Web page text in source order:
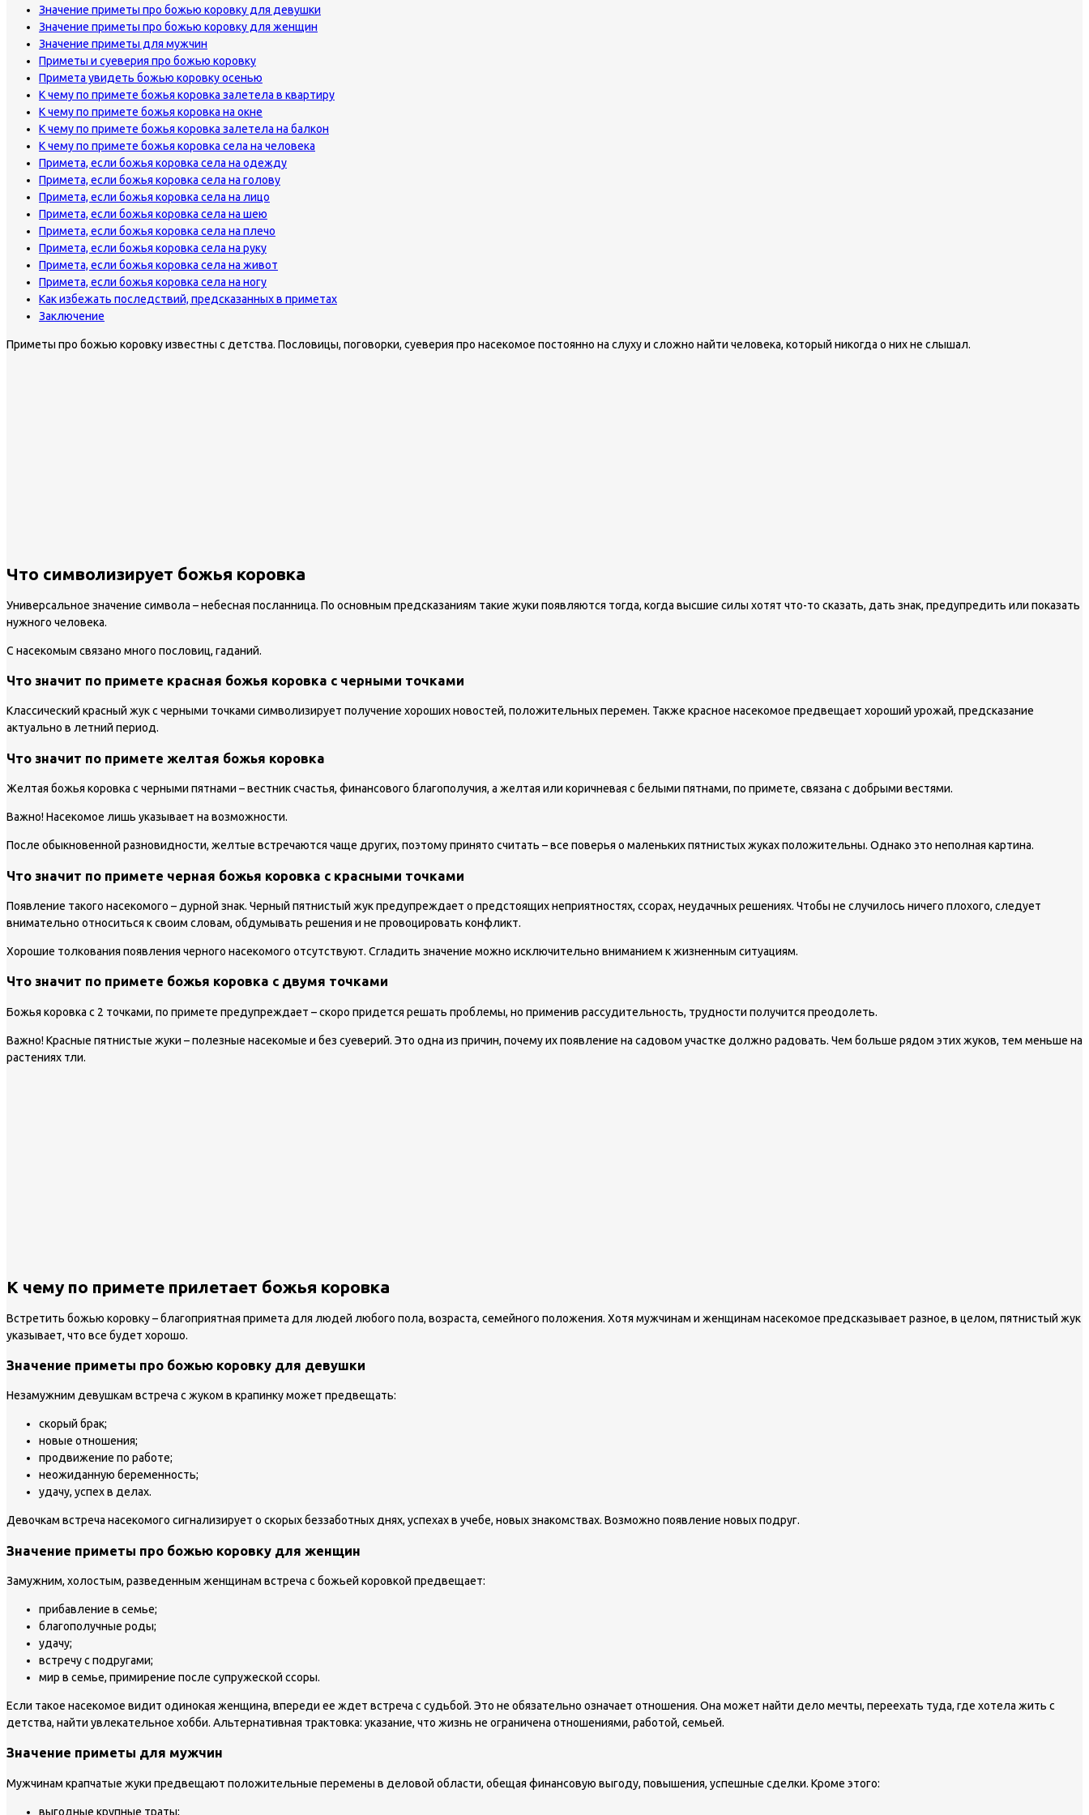
Значение приметы про божью коровку для девушки
Значение приметы про божью коровку для женщин
Значение приметы для мужчин
Приметы и суеверия про божью коровку
Примета увидеть божью коровку осенью
К чему по примете божья коровка залетела в квартиру
К чему по примете божья коровка на окне
К чему по примете божья коровка залетела на балкон
К чему по примете божья коровка села на человека
Примета, если божья коровка села на одежду
Примета, если божья коровка села на голову
Примета, если божья коровка села на лицо
Примета, если божья коровка села на шею
Примета, если божья коровка села на плечо
Примета, если божья коровка села на руку
Примета, если божья коровка села на живот
Примета, если божья коровка села на ногу
Как избежать последствий, предсказанных в приметах
Заключение
Приметы про божью коровку известны с детства. Пословицы, поговорки, суеверия про насекомое постоянно на слуху и сложно найти человека, который никогда о них не слышал.
Что символизирует божья коровка
Универсальное значение символа – небесная посланница. По основным предсказаниям такие жуки появляются тогда, когда высшие силы хотят что-то сказать, дать знак, предупредить или показать
нужного человека.
С насекомым связано много пословиц, гаданий.
Что значит по примете красная божья коровка с черными точками
Классический красный жук с черными точками символизирует получение хороших новостей, положительных перемен. Также красное насекомое предвещает хороший урожай, предсказание
актуально в летний период.
Что значит по примете желтая божья коровка
Желтая божья коровка с черными пятнами – вестник счастья, финансового благополучия, а желтая или коричневая с белыми пятнами, по примете, связана с добрыми вестями.
Важно!Насекомое лишь указывает на возможности.
После обыкновенной разновидности, желтые встречаются чаще других, поэтому принято считать – все поверья о маленьких пятнистых жуках положительны. Однако это неполная картина.
Что значит по примете черная божья коровка с красными точками
Появление такого насекомого – дурной знак. Черный пятнистый жук предупреждает о предстоящих неприятностях, ссорах, неудачных решениях. Чтобы не случилось ничего плохого, следует
внимательно относиться к своим словам, обдумывать решения и не провоцировать конфликт.
Хорошие толкования появления черного насекомого отсутствуют. Сгладить значение можно исключительно вниманием к жизненным ситуациям.
Что значит по примете божья коровка с двумя точками
Божья коровка с 2 точками, по примете предупреждает – скоро придется решать проблемы, но применив рассудительность, трудности получится преодолеть.
Важно!Красные пятнистые жуки – полезные насекомые и без суеверий. Это одна из причин, почему их появление на садовом участке должно радовать. Чем больше рядом этих жуков, тем меньше на
растениях тли.
К чему по примете прилетает божья коровка
Встретить божью коровку – благоприятная примета для людей любого пола, возраста, семейного положения. Хотя мужчинам и женщинам насекомое предсказывает разное, в целом, пятнистый жук
указывает, что все будет хорошо.
Значение приметы про божью коровку для девушки
Незамужним девушкам встреча с жуком в крапинку может предвещать:
скорый брак;
новые отношения;
продвижение по работе;
неожиданную беременность;
удачу, успех в делах.
Девочкам встреча насекомого сигнализирует о скорых беззаботных днях, успехах в учебе, новых знакомствах. Возможно появление новых подруг.
Значение приметы про божью коровку для женщин
Замужним, холостым, разведенным женщинам встреча с божьей коровкой предвещает:
прибавление в семье;
благополучные роды;
удачу;
встречу с подругами;
мир в семье, примирение после супружеской ссоры.
Если такое насекомое видит одинокая женщина, впереди ее ждет встреча с судьбой. Это не обязательно означает отношения. Она может найти дело мечты, переехать туда, где хотела жить с
детства, найти увлекательное хобби. Альтернативная трактовка: указание, что жизнь не ограничена отношениями, работой, семьей.
Значение приметы для мужчин
Мужчинам крапчатые жуки предвещают положительные перемены в деловой области, обещая финансовую выгоду, повышения, успешные сделки. Кроме этого:
выгодные крупные траты;